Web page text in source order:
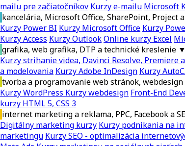
mailu pre začiatočníkov Kurzy e-mailu Microsoft
kancelária, Microsoft Office, SharePoint, Project a
Kurzy Power BI Kurzy Microsoft Office Kurzy
Kurzy Access Kurzy OutlookOnline kurzy Excel
grafika, web grafika, DTP a technické kreslenie ▼
Kurzy strihanie videa, Davinci Resolve, Premiere
a modelovania Kurzy Adobe InDesign Kurzy
tvorba a programovanie web stránok, webdesign
Kurzy WordPress Kurzy webdesign Front-End
kurzy HTML 5, CSS 3
internet marketing a reklama, PPC, Facebook a
Digitálny marketing kurzy Kurzy podnikania na
marketingu Kurzy SEO - optimalizácia